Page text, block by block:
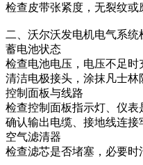
检查皮带张紧度，无裂纹或
二、沃尔沃发电机电气系统
蓄电池状态
检查电池电压，电压不足时
清洁电极接头，涂抹凡士林
控制面板与线路
检查控制面板指示灯、仪表
确认输出电缆、接地线连接
空气滤清器
检查滤芯是否堵塞，必要时